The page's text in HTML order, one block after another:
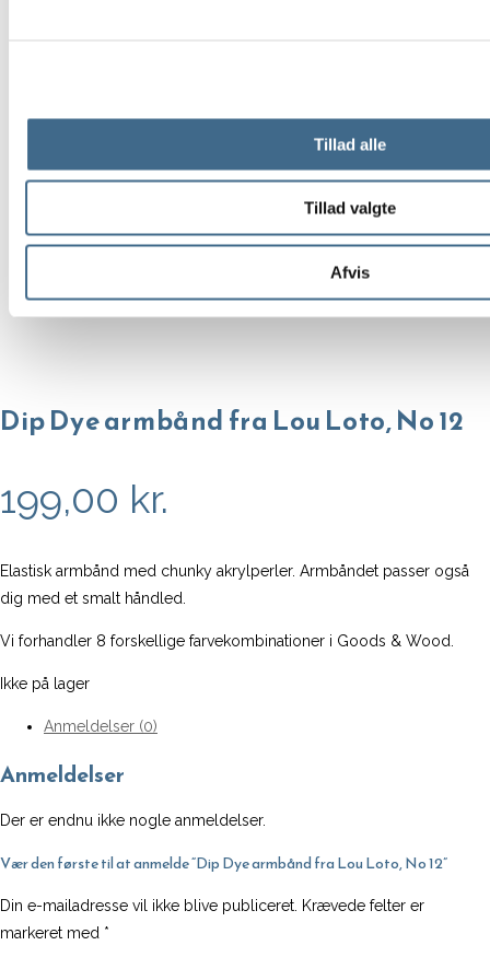
Tillad alle
Tillad valgte
Afvis
Dip Dye armbånd fra Lou Loto, No 12
199,00 kr.
Elastisk armbånd med chunky akrylperler. Armbåndet passer også
dig med et smalt håndled.
Vi forhandler 8 forskellige farvekombinationer i Goods & Wood.
Ikke på lager
Anmeldelser (0)
Anmeldelser
Der er endnu ikke nogle anmeldelser.
Vær den første til at anmelde “Dip Dye armbånd fra Lou Loto, No 12”
Din e-mailadresse vil ikke blive publiceret. Krævede felter er
markeret med *